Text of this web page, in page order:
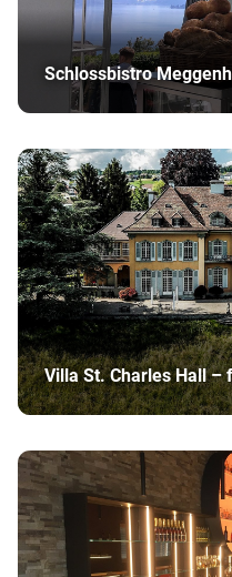
Schlossbistro
Villa St. Charles Hall –